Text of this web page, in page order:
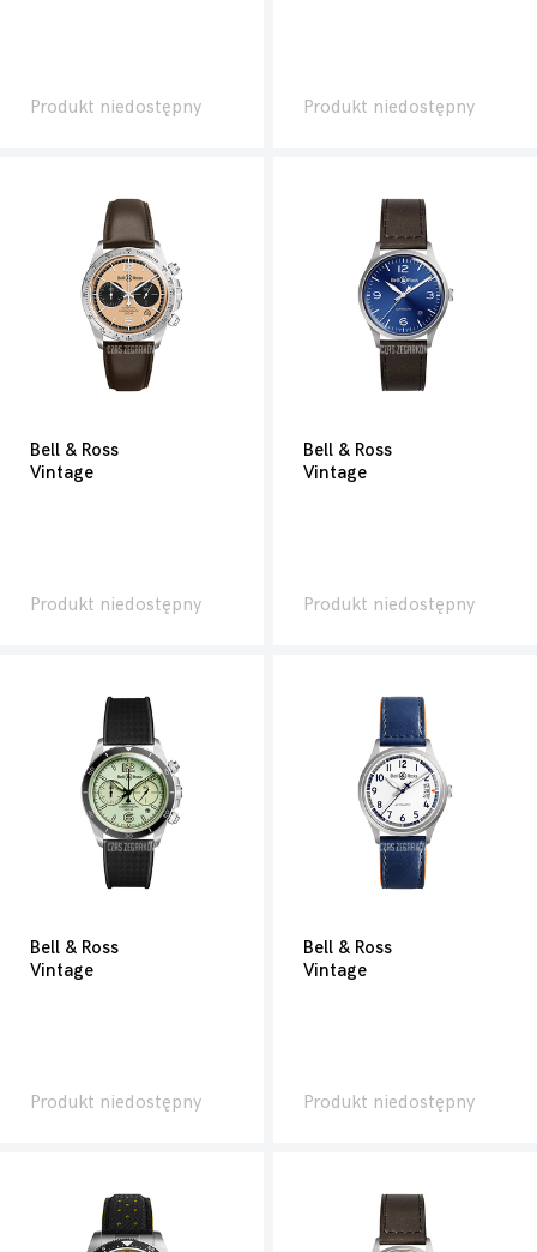
Produkt niedostępny Produkt niedostępny
Bell & Ross
Vintage
Produkt niedostępny
Bell & Ross
Vintage
Produkt niedostępny
Bell & Ross
Vintage
Produkt niedostępny
Bell & Ross
Vintage
Produkt niedostępny